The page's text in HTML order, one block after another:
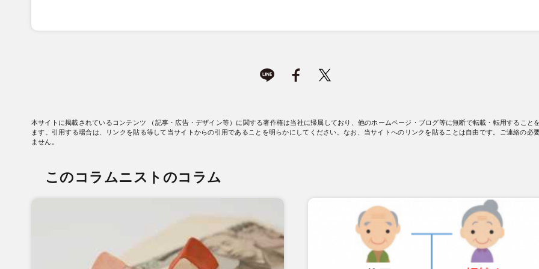
本サイトに掲載されているコンテンツ （記事・広告・デザイン等）に関する著作権は当社に帰属しており、他のホームページ・ブログ等に無断で転載・転用すること
ます。引用する場合は、リンクを貼る等して当サイトからの引用であることを明らかにしてください。なお、当サイトへのリンクを貼ることは自由です。ご連絡の必
ません。
このコラムニストのコラム